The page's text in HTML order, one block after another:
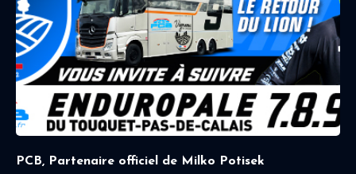
PCB, Partenaire officiel de Milko Potisek